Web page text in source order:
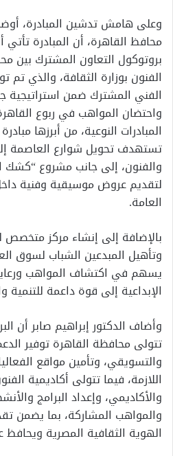
وعلى هامش تدشين المبادرة، أوضح
محافظ القاهرة، أن المبادرة
بروتوكول التعاون المشترك بين
الفنون بوزارة الثقافة، والذي تم
الفني المشترك ضمن استراتيجية
واحتضان المواهب في ربوع
المبادرات النوعية، من أبرزها
تستهدف تحويل شوارع العاصمة
والفنون، إلى جانب مشروع “كشك
لتقديم عروض موسيقية وفنية
العامة.
بالإضافة إلى إنشاء مركز متخصص
وتأهيل المبدعين الشباب لسوق
يسهم في اكتشاف المواهب
الإبداعية إلى قوة داعمة
وأضاف الدكتور إبراهيم صابر أن
تتولى محافظة القاهرة توفير
والتسويقي، وتأمين مواقع
اللازمة، فيما تتولى أكاديمية
والأكاديمي، وإعداد البرامج
والمواهب المشاركة، بما يضمن
الهوية الثقافية المصرية